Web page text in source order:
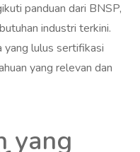
panduan dari BNSP,
industri terkini.
yang lulus sertifikasi
yang relevan dan
yang